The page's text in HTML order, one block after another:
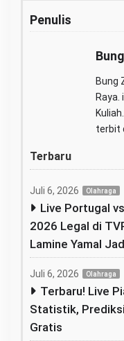
Penulis
Bung
terbit
Terbaru
Juli 6, 2026 Olahraga
Live Portugal
2026 Legal di
Lamine Yamal
Juli 6, 2026 Olahraga
Terbaru! Live
Statistik,
Gratis